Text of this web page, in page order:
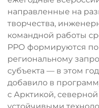
направленные на
творчества,
командной работы
РРО формируются по
региональному
субъекта — в этом
добавило в
с Арктикой,